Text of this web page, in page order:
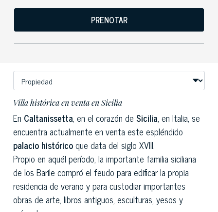
PRENOTAR
Villa histórica en venta en Sicilia
En Caltanissetta, en el corazón de Sicilia, en Italia, se
encuentra actualmente en venta este espléndido
palacio históricoque data del siglo XVIII.
Propio en aquél período, la importante familia siciliana
de los Barile compró el feudo para edificar la propia
residencia de verano y para custodiar importantes
obras de arte, libros antiguos, esculturas, yesos y